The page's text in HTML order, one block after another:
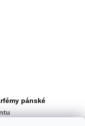
pánské